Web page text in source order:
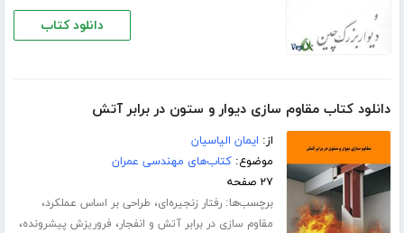
دانلود کتاب
دانلود کتاب مقاوم سازی دیوار و ستون در برابر آتش
از: ایمان الیاسیان
موضوع:کتاب‌های مهندسی عمران
۲۷ صفحه
برچسب‌ها:رفتار زنجیره‌ای، طراحی بر اساس عملکرد،
مقاوم سازی در برابر آتش و انفجار، فروریزش پیشرونده،